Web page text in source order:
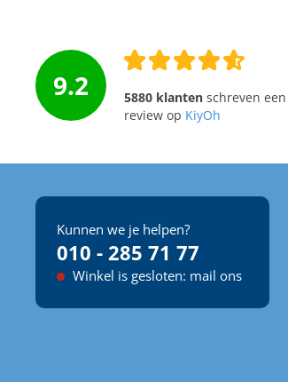
9.2 5880 klantenschreven een
review op KiyOh
Kunnen we je helpen?
010 - 285 71 77
Winkel is gesloten: mail ons